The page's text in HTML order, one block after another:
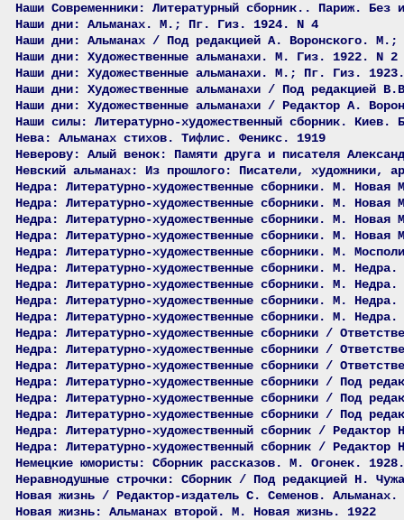
Наши Современники: Литературный сборник.. Париж.
Наши дни: Альманах. М.; Пг. Гиз. 1924. N 4
Наши дни: Альманах / Под редакцией А. Воронского.
Наши дни: Художественные альманахи. М. Гиз. 1922. N 2
Наши дни: Художественные альманахи. М.; Пг. Гиз.
Наши дни: Художественные альманахи / Под редакцией
Наши дни: Художественные альманахи / Редактор А.
Наши силы: Литературно-художественный сборник. Киев.
Нева: Альманах стихов. Тифлис. Феникс. 1919
Неверову: Алый венок: Памяти друга и писателя
Невский альманах: Из прошлого: Писатели, художники,
Недра: Литературно-художественные сборники. М.
Недра: Литературно-художественные сборники. М.
Недра: Литературно-художественные сборники. М.
Недра: Литературно-художественные сборники. М.
Недра: Литературно-художественные сборники. М.
Недра: Литературно-художественные сборники. М.
Недра: Литературно-художественные сборники. М.
Недра: Литературно-художественные сборники. М.
Недра: Литературно-художественные сборники. М.
Недра: Литературно-художественные сборники /
Недра: Литературно-художественные сборники /
Недра: Литературно-художественные сборники /
Недра: Литературно-художественные сборники / Под
Недра: Литературно-художественные сборники / Под
Недра: Литературно-художественные сборники / Под
Недра: Литературно-художественный сборник /
Недра: Литературно-художественный сборник /
Немецкие юмористы: Сборник рассказов. М. Огонек.
Неравнодушные строчки: Сборник / Под редакцией Н.
Новая жизнь / Редактор-издатель С. Семенов.
Новая жизнь: Альманах второй. М. Новая жизнь. 1922